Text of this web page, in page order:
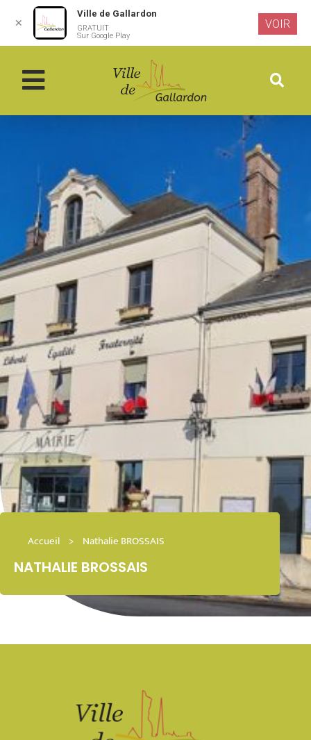
contenu
Accueil > Nathalie BROSSAIS
NATHALIE BROSSAIS
✕
Ville de Gallardon
GRATUIT
Sur Google Play
VOIR